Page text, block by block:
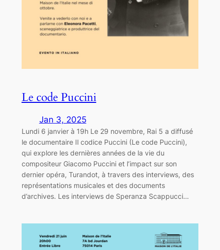
Le code Puccini
Jan 3, 2025
Lundi 6 janvier à 19h Le 29 novembre, Rai 5 a diffusé
le documentaire Il codice Puccini (Le code Puccini),
qui explore les dernières années de la vie du
compositeur Giacomo Puccini et l’impact sur son
dernier opéra, Turandot, à travers des interviews, des
représentations musicales et des documents
d’archives. Les interviews de Speranza Scappucci…